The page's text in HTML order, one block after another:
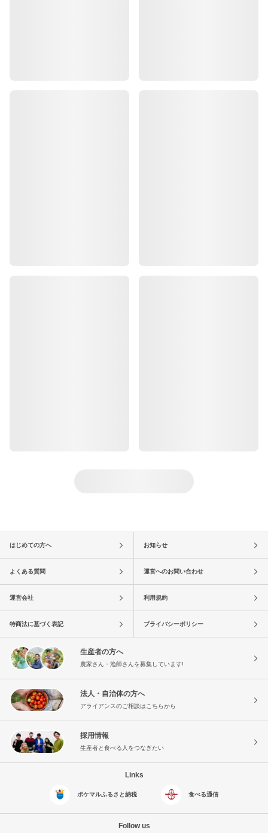
はじめての方へ お知らせ
よくある質問 運営へのお問い合わせ
運営会社 利用規約
特商法に基づく表記 プライバシーポリシー
生産者の方へ
農家さん・漁師さんを募集しています!
法人・自治体の方へ
アライアンスのご相談はこちらから
採用情報
生産者と食べる人をつなぎたい
Links
ポケマルふるさと納税 食べる通信
Follow us